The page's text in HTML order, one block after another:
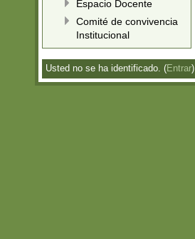
Espacio Docente
Comité de convivencia
Institucional
Usted no se ha identificado. (Entrar)